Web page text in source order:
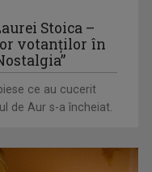
a, elemente de
Stoica –
votanţilor în
ce au cucerit
de Aur s-a încheiat.